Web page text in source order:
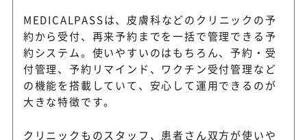
MEDICALPASSは、皮膚科などのクリニックの予
約から受付、再来予約までを一括で管理できる予
約システム。使いやすいのはもちろん、予約・受
付管理、予約リマインド、ワクチン受付管理など
の機能を搭載していて、安心して運用できるのが
大きな特徴です。
クリニックものスタッフ、患者さん双方が使いや